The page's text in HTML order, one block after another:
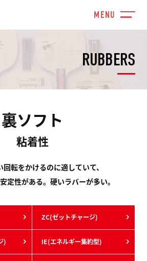
RUBBERS
裏ソフト
粘着性
転をかけるのに適していて、
定性がある。硬いラバーが多い。
ZC(ゼットチャージ)
) IE(エネルギー集約型)